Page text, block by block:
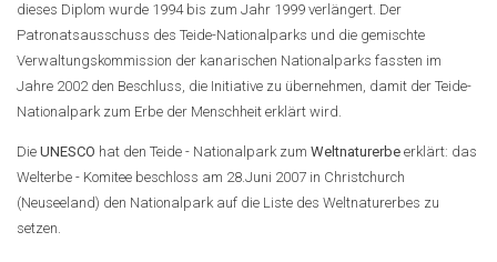
dieses Diplom wurde 1994 bis zum Jahr 1999 verlängert. Der
Patronatsausschuss des Teide-Nationalparks und die gemischte
Verwaltungskommission der kanarischen Nationalparks fassten im
Jahre 2002 den Beschluss, die Initiative zu übernehmen, damit der Teide-
Nationalpark zum Erbe der Menschheit erklärt wird.
Die UNESCO hat den Teide - Nationalpark zum Weltnaturerbe erklärt: das
Welterbe - Komitee beschloss am 28.Juni 2007 in Christchurch
(Neuseeland) den Nationalpark auf die Liste des Weltnaturerbes zu
setzen.